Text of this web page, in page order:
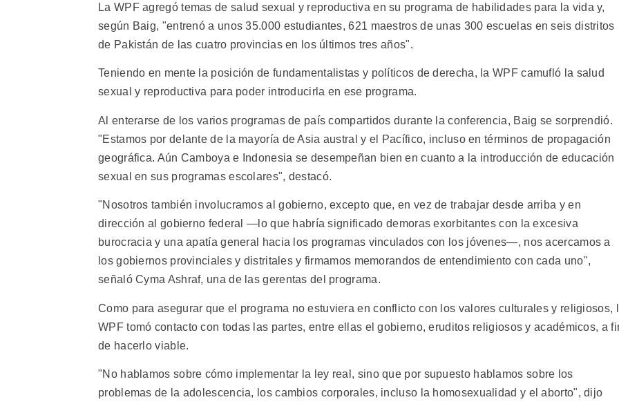
La WPF agregó temas de salud sexual y reproductiva en su programa de habilidades para la vida y,
según Baig, "entrenó a unos 35.000 estudiantes, 621 maestros de unas 300 escuelas en seis distritos
de Pakistán de las cuatro provincias en los últimos tres años".
Teniendo en mente la posición de fundamentalistas y políticos de derecha, la WPF camufló la salud
sexual y reproductiva para poder introducirla en ese programa.
Al enterarse de los varios programas de país compartidos durante la conferencia, Baig se sorprendió.
"Estamos por delante de la mayoría de Asia austral y el Pacífico, incluso en términos de propagación
geográfica. Aún Camboya e Indonesia se desempeñan bien en cuanto a la introducción de educación
sexual en sus programas escolares", destacó.
"Nosotros también involucramos al gobierno, excepto que, en vez de trabajar desde arriba y en
dirección al gobierno federal —lo que habría significado demoras exorbitantes con la excesiva
burocracia y una apatía general hacia los programas vinculados con los jóvenes—, nos acercamos a
los gobiernos provinciales y distritales y firmamos memorandos de entendimiento con cada uno",
señaló Cyma Ashraf, una de las gerentas del programa.
Como para asegurar que el programa no estuviera en conflicto con los valores culturales y religiosos,
WPF tomó contacto con todas las partes, entre ellas el gobierno, eruditos religiosos y académicos, a
de hacerlo viable.
"No hablamos sobre cómo implementar la ley real, sino que por supuesto hablamos sobre los
problemas de la adolescencia, los cambios corporales, incluso la homosexualidad y el aborto", dijo